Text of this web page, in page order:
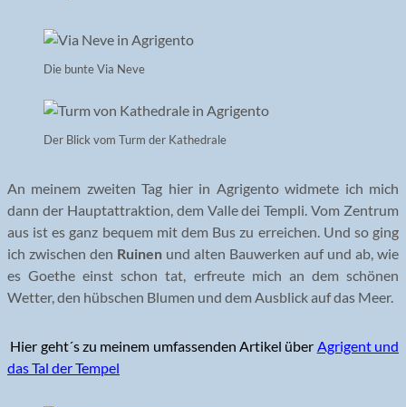
Die bunte Via Neve
Der Blick vom Turm der Kathedrale
An meinem zweiten Tag hier in Agrigento widmete ich mich
dann der Hauptattraktion, dem Valle dei Templi. Vom Zentrum
aus ist es ganz bequem mit dem Bus zu erreichen. Und so ging
ich zwischen den Ruinen und alten Bauwerken auf und ab, wie
es Goethe einst schon tat, erfreute mich an dem schönen
Wetter, den hübschen Blumen und dem Ausblick auf das Meer.
Hier geht´s zu meinem umfassenden Artikel über Agrigent und
das Tal der Tempel